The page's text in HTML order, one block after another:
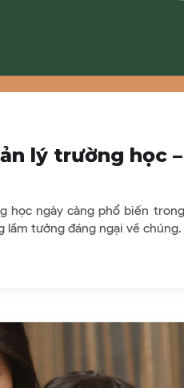
lý trường học
học ngày càng phổ biến
lầm tưởng đáng ngại về chúng.